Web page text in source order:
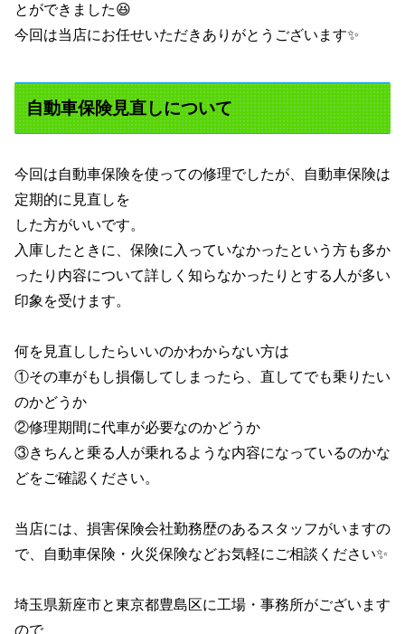
とができました😆
今回は当店にお任せいただきありがとうございます✨
自動車保険見直しについて
今回は自動車保険を使っての修理でしたが、自動車保険は
定期的に見直しを
した方がいいです。
入庫したときに、保険に入っていなかったという方も多か
ったり内容について詳しく知らなかったりとする人が多い
印象を受けます。
何を見直ししたらいいのかわからない方は
①その車がもし損傷してしまったら、直してでも乗りたい
のかどうか
②修理期間に代車が必要なのかどうか
③きちんと乗る人が乗れるような内容になっているのかな
どをご確認ください。
当店には、損害保険会社勤務歴のあるスタッフがいますの
で、自動車保険・火災保険などお気軽にご相談ください✨
埼玉県新座市と東京都豊島区に工場・事務所がございます
ので